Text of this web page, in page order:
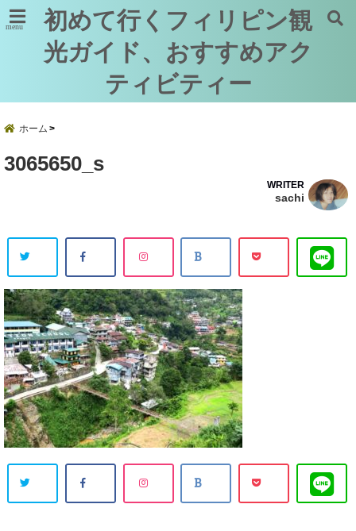
menu
初めて行くフィリピン観
光ガイド、おすすめアク
ティビティー
ホーム
3065650_s
WRITER
sachi